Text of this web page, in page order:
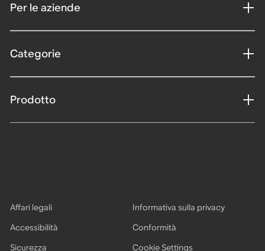
Per le aziende
Categorie
Prodotto
Affari legali
Informativa sulla privacy
Accessibilità
Conformità
Sicurezza
Cookie Settings